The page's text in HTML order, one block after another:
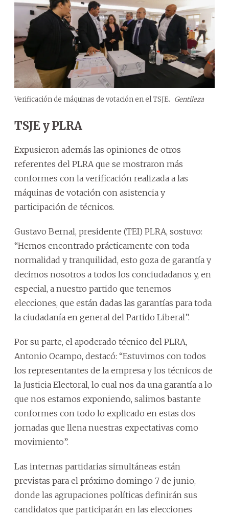
Verificación de máquinas de votación en el TSJE. Gentileza
TSJE y PLRA
Expusieron además las opiniones de otros
referentes del PLRA que se mostraron más
conformes con la verificación realizada a las
máquinas de votación con asistencia y
participación de técnicos.
Gustavo Bernal, presidente (TEI) PLRA, sostuvo:
“Hemos encontrado prácticamente con toda
normalidad y tranquilidad, esto goza de garantía y
decimos nosotros a todos los conciudadanos y, en
especial, a nuestro partido que tenemos
elecciones, que están dadas las garantías para toda
la ciudadanía en general del Partido Liberal”.
Por su parte, el apoderado técnico del PLRA,
Antonio Ocampo, destacó: “Estuvimos con todos
los representantes de la empresa y los técnicos de
la Justicia Electoral, lo cual nos da una garantía a lo
que nos estamos exponiendo, salimos bastante
conformes con todo lo explicado en estas dos
jornadas que llena nuestras expectativas como
movimiento”.
Las internas partidarias simultáneas están
previstas para el próximo domingo 7 de junio,
donde las agrupaciones políticas definirán sus
candidatos que participarán en las elecciones